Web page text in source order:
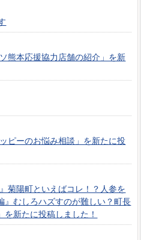
熊本応援協力店舗の紹介」を新
ピーのお悩み相談」を新たに投
菊陽町といえばコレ！？人参を
』むしろハズすのが難しい？町長
新たに投稿しました！